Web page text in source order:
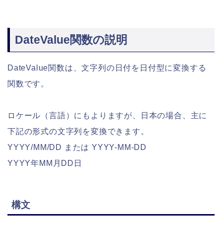
DateValue関数の説明
DateValue関数は、文字列の日付を日付型に変換する
関数です。
ロケール（言語）にもよりますが、日本の場合、主に
下記の形式の文字列を変換できます。
YYYY/MM/DD または YYYY-MM-DD
YYYY年MM月DD日
構文